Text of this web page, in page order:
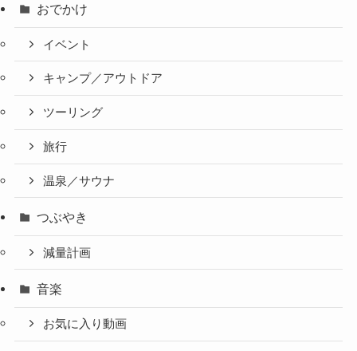
おでかけ
イベント
キャンプ／アウトドア
ツーリング
旅行
温泉／サウナ
つぶやき
減量計画
音楽
お気に入り動画